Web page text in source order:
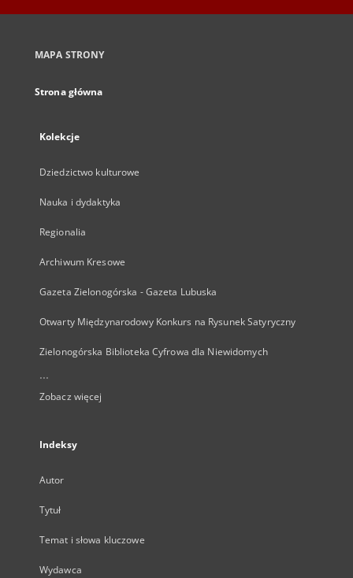
MAPA STRONY
Strona główna
Kolekcje
Dziedzictwo kulturowe
Nauka i dydaktyka
Regionalia
Archiwum Kresowe
Gazeta Zielonogórska - Gazeta Lubuska
Otwarty Międzynarodowy Konkurs na Rysunek Satyryczny
Zielonogórska Biblioteka Cyfrowa dla Niewidomych
...
Zobacz więcej
Indeksy
Autor
Tytuł
Temat i słowa kluczowe
Wydawca